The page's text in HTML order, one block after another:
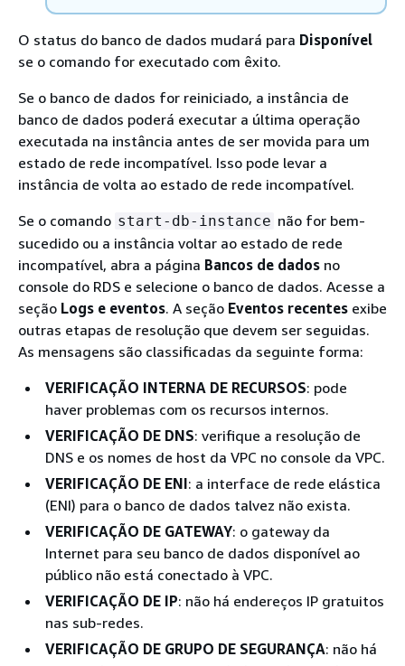
O status do banco de dados mudará para Disponível
se o comando for executado com êxito.
Se o banco de dados for reiniciado, a instância de
banco de dados poderá executar a última operação
executada na instância antes de ser movida para um
estado de rede incompatível. Isso pode levar a
instância de volta ao estado de rede incompatível.
Se o comando start-db-instance não for bem-
sucedido ou a instância voltar ao estado de rede
incompatível, abra a página Bancos de dados no
console do RDS e selecione o banco de dados. Acesse a
seção Logs e eventos. A seção Eventos recentes exibe
outras etapas de resolução que devem ser seguidas.
As mensagens são classificadas da seguinte forma:
VERIFICAÇÃO INTERNA DE RECURSOS: pode
haver problemas com os recursos internos.
VERIFICAÇÃO DE DNS: verifique a resolução de
DNS e os nomes de host da VPC no console da VPC.
VERIFICAÇÃO DE ENI: a interface de rede elástica
(ENI) para o banco de dados talvez não exista.
VERIFICAÇÃO DE GATEWAY: o gateway da
Internet para seu banco de dados disponível ao
público não está conectado à VPC.
VERIFICAÇÃO DE IP: não há endereços IP gratuitos
nas sub-redes.
VERIFICAÇÃO DE GRUPO DE SEGURANÇA: não há